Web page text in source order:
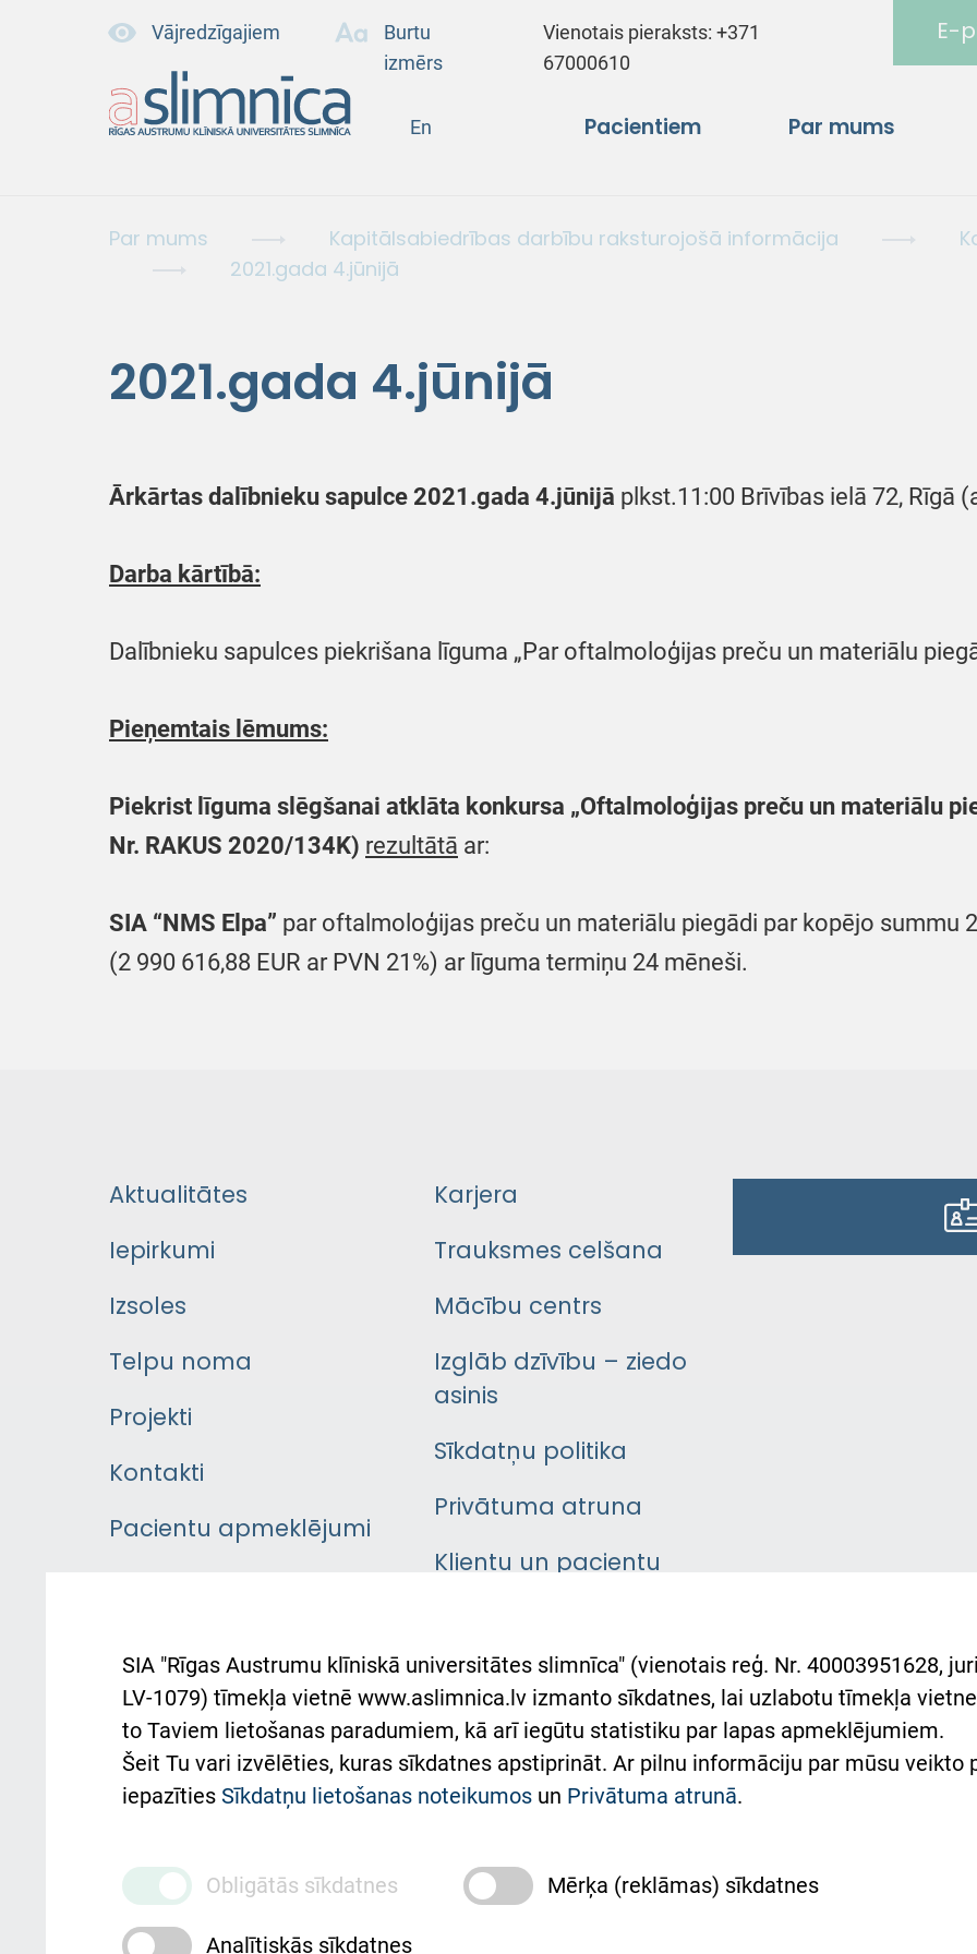
Vājredzīgajiem
Burtu
izmērs
Vienotais pieraksts:+371
67000610
E-
En Pacientiem Par mums
Par mums Kapitālsabiedrības darbību raksturojošā informācija
2021.gada 4.jūnijā
2021.gada 4.jūnijā
Ārkārtas dalībnieku sapulce 2021.gada 4.jūnijā plkst.11:00 Brīvības ielā 72, Rīgā
Darba kārtībā:
Dalībnieku sapulces piekrišana līguma „Par oftalmoloģijas preču un materiālu
Pieņemtais lēmums:
Piekrist līguma slēgšanai atklāta konkursa „Oftalmoloģijas preču un materiālu
Nr. RAKUS 2020/134K) rezultātā ar:
SIA “NMS Elpa” par oftalmoloģijas preču un materiālu piegādi par kopējo summu 2
(2 990 616,88 EUR ar PVN 21%) ar līguma termiņu 24 mēneši.
Aktualitātes
Iepirkumi
Izsoles
Telpu noma
Projekti
Kontakti
Pacientu apmeklējumi
Pacienta
atsauksmju/sūdzību
iesniegšanas kārtība
Kā pie mums nokļūt
ceļvedis
Rekvizīti un ārstniecības
Karjera
Trauksmes celšana
Mācību centrs
Izglāb dzīvību – ziedo
asinis
Sīkdatņu politika
Privātuma atruna
Klientu un pacientu
Austrumu slimnīcas
atbalsts Ukrainai
Підтримка Східної лікарні
та співпраця з Україною
SIA "Rīgas Austrumu klīniskā universitātes slimnīca" (vienotais reģ. Nr. 40003951628,
LV-1079) tīmekļa vietnē www.aslimnica.lv izmanto sīkdatnes, lai uzlabotu tīmekļa
to Taviem lietošanas paradumiem, kā arī iegūtu statistiku par lapas apmeklējumiem.
Šeit Tu vari izvēlēties, kuras sīkdatnes apstiprināt. Ar pilnu informāciju par mūsu veikto
iepazīties Sīkdatņu lietošanas noteikumos un Privātuma atrunā.
Obligātās sīkdatnes Mērķa (reklāmas) sīkdatnes
Analītiskās sīkdatnes